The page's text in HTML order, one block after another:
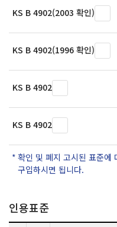
KS B 4902(2003 확인)
KS B 4902(1996 확인)
KS B 4902
KS B 4902
확인 및 폐지 고시된 표준에
구입하시면 됩니다.
인용표준